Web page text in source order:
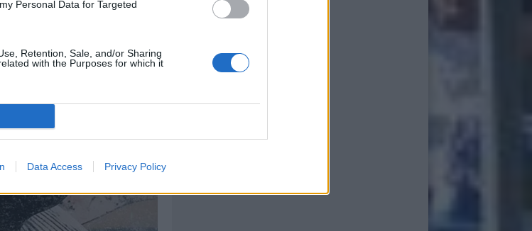
Personal Data for Targeted
Retention, Sale, and/or Sharing
with the Purposes for which it
Data Access Privacy Policy